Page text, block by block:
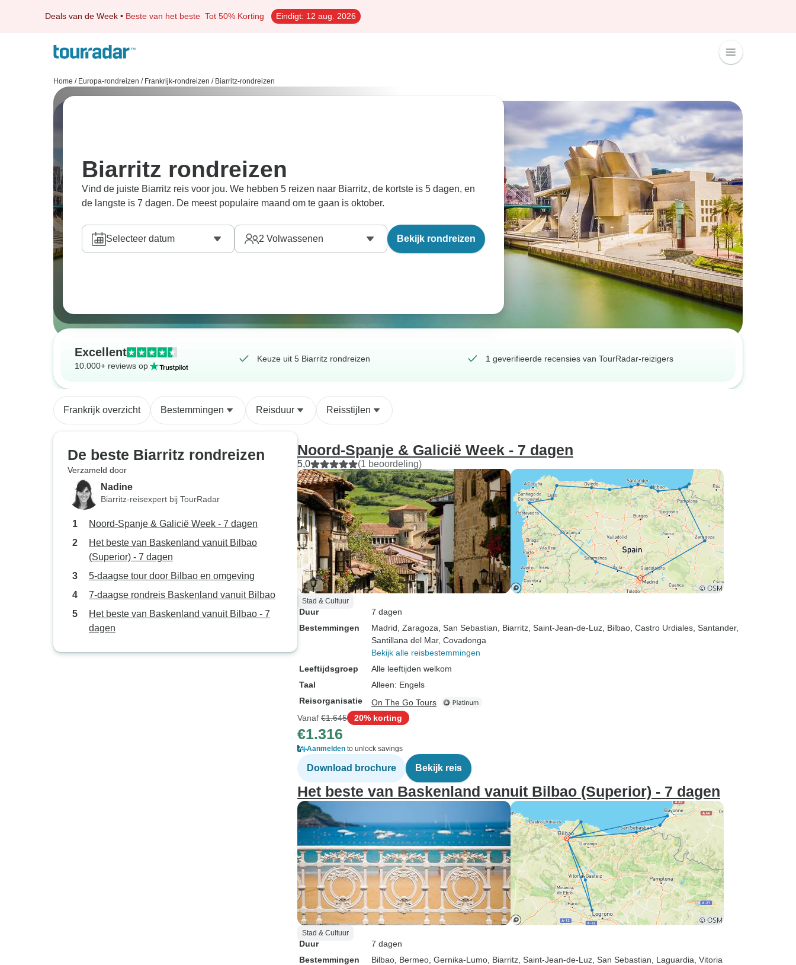
Deals van de Week • Beste van het beste Tot 50% Korting Eindigt: 12 aug. 2026
Home / Europa-rondreizen / Frankrijk-rondreizen / Biarritz-rondreizen
Biarritz rondreizen
Vind de juiste Biarritz reis voor jou. We hebben 5 reizen naar Biarritz, de kortste is 5 dagen, en
de langste is 7 dagen. De meest populaire maand om te gaan is oktober.
Selecteer datum 2 Volwassenen Bekijk rondreizen
Excellent
10.000+ reviews op
Keuze uit 5 Biarritz rondreizen 1 geverifieerde recensies van TourRadar-reizigers
Frankrijk overzicht Bestemmingen Reisduur Reisstijlen
De beste Biarritz rondreizen
Verzameld door
Nadine
Biarritz-reisexpert bij TourRadar
Noord-Spanje & Galicië Week - 7 dagen
Het beste van Baskenland vanuit Bilbao
(Superior) - 7 dagen
5-daagse tour door Bilbao en omgeving
7-daagse rondreis Baskenland vanuit Bilbao
Het beste van Baskenland vanuit Bilbao - 7
dagen
Noord-Spanje & Galicië Week - 7 dagen
5,0 (1 beoordeling)
Stad & Cultuur
Duur
7 dagen
Bestemmingen
Madrid , Zaragoza , San Sebastian , Biarritz , Saint-Jean-de-Luz , Bilbao , Castro Urdiales , Santander,
Santillana del Mar, Covadonga
Bekijk alle reisbestemmingen
Leeftijdsgroep
Alle leeftijden welkom
Taal
Alleen: Engels
Reisorganisatie
On The Go Tours
Vanaf €1.645 20% korting
€1.316
Aanmelden to unlock savings
Download brochure Bekijk reis
Het beste van Baskenland vanuit Bilbao (Superior) - 7 dagen
Stad & Cultuur
Duur
7 dagen
Bestemmingen
Bilbao , Bermeo , Gernika-Lumo , Biarritz , Saint-Jean-de-Luz , San Sebastian , Laguardia , Vitoria